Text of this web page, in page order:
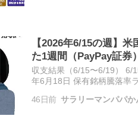
【2026年6/15の週】
た1週間（PayPay証券）
収支結果（6/15〜6/19） 6/
年6月18日 保有銘柄騰落率
46日前 サラリーマンパパか